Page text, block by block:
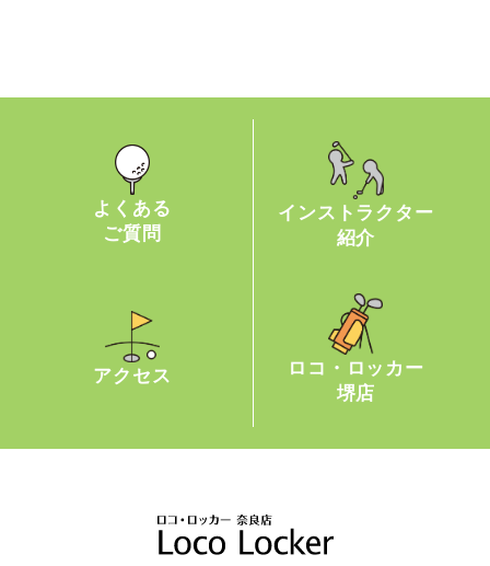
よくある
ご質問
インストラクター
紹介
アクセス
ロコ・ロッカー
堺店